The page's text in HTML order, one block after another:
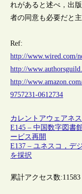
れがあると述べ，出
者の同意も必要だと主
Ref:
http://www.wired.com/
http://
http://
9757231-0612734
カレントアウェアネ
E145 – 中国数字図書
ービス再開
E137 – ユネスコ，デ
を採択
累計アクセス数:11583